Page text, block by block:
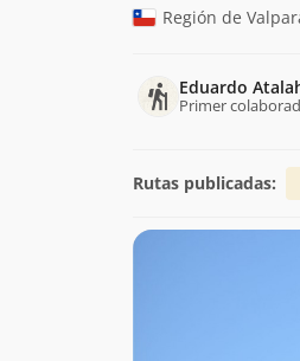
Región de
Eduardo
Primer
Rutas publicadas: